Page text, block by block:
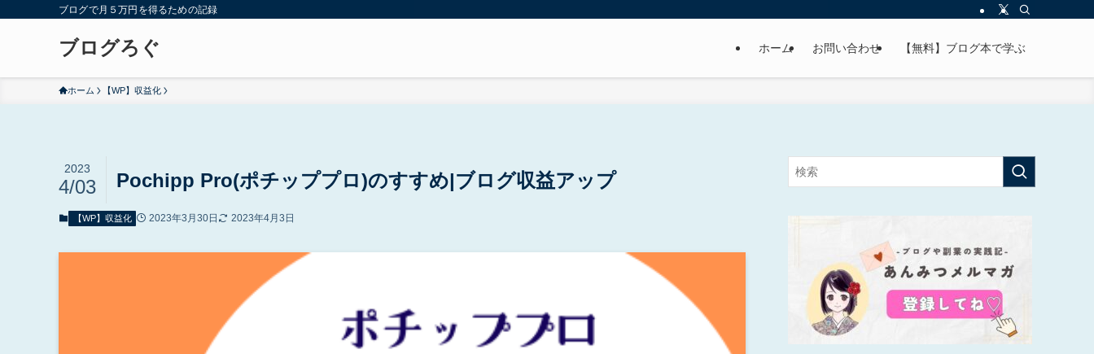
ブログで月５万円を得るための記録
ブログろぐ ホーム お問い合わせ 【無料】ブログ本で学ぶ
ホーム 【WP】収益化
Pochipp Pro(ポチッププロ)のすすめ|ブログ収益アップ
2023
4/03
【WP】収益化 2023年3月30日 2023年4月3日